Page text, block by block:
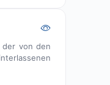
der von den